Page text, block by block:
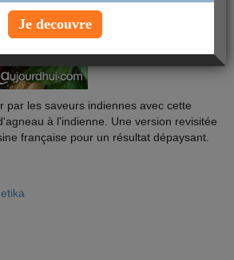
par les saveurs indiennes avec cette
à l'indienne. Une version revisitée
française pour un résultat dépaysant.
Je decouvre